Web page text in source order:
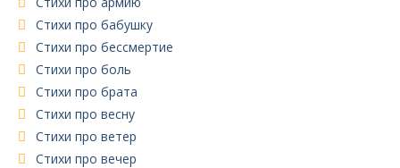
Стихи про бабушку
Стихи про бессмертие
Стихи про боль
Стихи про брата
Стихи про весну
Стихи про ветер
Стихи про вечер